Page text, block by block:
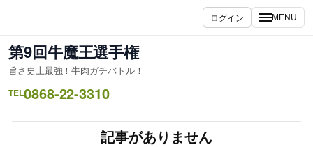
を
ス
キ
ッ
ログイン MENU
第9回牛魔王選手権
旨さ史上最強！牛肉ガチバトル！
TEL0868-22-3310
記事がありません